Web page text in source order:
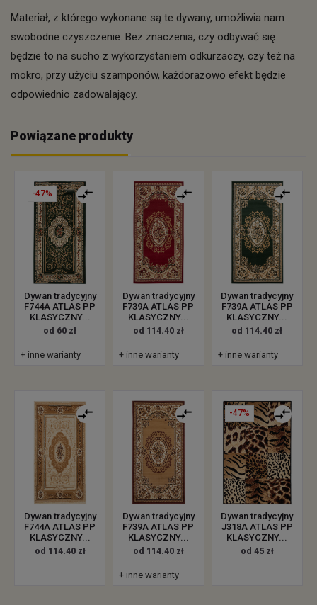
Materiał, z którego wykonane są te dywany, umożliwia nam
swobodne czyszczenie. Bez znaczenia, czy odbywać się
będzie to na sucho z wykorzystaniem odkurzaczy, czy też na
mokro, przy użyciu szamponów, każdorazowo efekt będzie
odpowiednio zadowalający.
Powiązane produkty
-47%
Dywan tradycyjny
F744A ATLAS PP
KLASYCZNY...
od 60 zł
+ inne warianty
Dywan tradycyjny
F739A ATLAS PP
KLASYCZNY...
od 114.40 zł
+ inne warianty
Dywan tradycyjny
F739A ATLAS PP
KLASYCZNY...
od 114.40 zł
+ inne warianty
Dywan tradycyjny
F744A ATLAS PP
KLASYCZNY...
od 114.40 zł
Dywan tradycyjny
F739A ATLAS PP
KLASYCZNY...
od 114.40 zł
+ inne warianty
-47%
Dywan tradycyjny
J318A ATLAS PP
KLASYCZNY...
od 45 zł